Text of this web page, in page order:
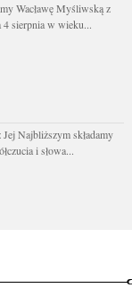
Wacławę Myśliwską z
4 sierpnia w wieku...
Najbliższym składamy
i słowa...